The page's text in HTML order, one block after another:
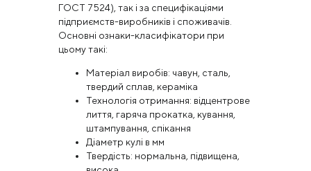
ГОСТ 7524), так і за специфікаціями
підприємств-виробників і споживачів.
Основні ознаки-класифікатори при
цьому такі:
Матеріал виробів: чавун, сталь,
твердий сплав, кераміка
Технологія отримання: відцентрове
лиття, гаряча прокатка, кування,
штампування, спікання
Діаметр кулі в мм
Твердість: нормальна, підвищена,